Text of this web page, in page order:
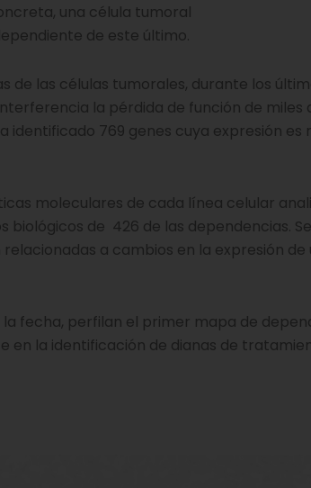
una célula tumoral
de este último.
las células tumorales, durante los
la pérdida de función de miles
identificado 769 genes cuya expresión
moleculares de cada línea celular
de 426 de las dependencias.
a cambios en la expresión de
fecha, perfilan el primer mapa de
en la identificación de dianas de